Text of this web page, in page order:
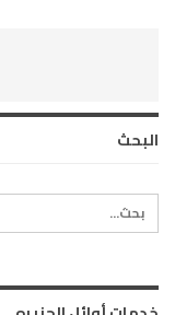
البحث